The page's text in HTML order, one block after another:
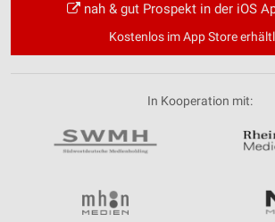
nah & gut Prospekt in der iOS
Kostenlos im App Store
In Kooperation mit: